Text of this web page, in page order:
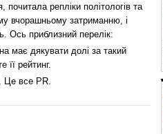
почитала репліки політологів та
вчорашньому затриманню, і
Ось приблизний перелік:
має дякувати долі за такий
її рейтинг.
Це все PR.